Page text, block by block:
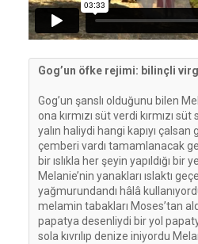
Gog’un öfke rejimi: bilinçli